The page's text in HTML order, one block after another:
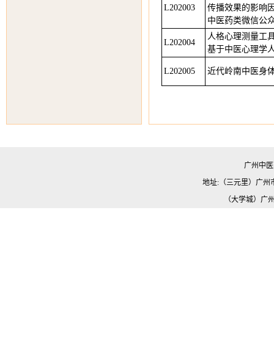
L202003
传播效果的影响
中医药类微信公
L202004
人格心理测量
基于中医心理学
L202005 近代岭南中医身
广州中
地址:（三元里）广州
（大学城）广